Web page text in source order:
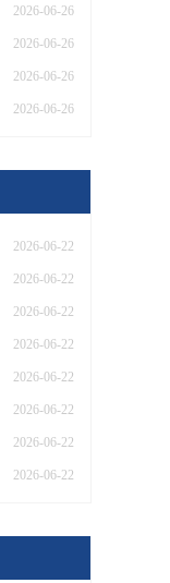
2026-06-26
2026-06-26
2026-06-26
2026-06-26
2026-06-22
2026-06-22
2026-06-22
2026-06-22
2026-06-22
2026-06-22
2026-06-22
2026-06-22